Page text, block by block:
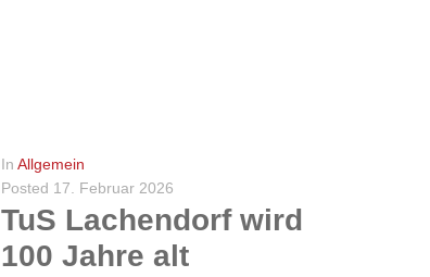
In Allgemein
Posted 17. Februar 2026
TuS Lachendorf wird
100 Jahre alt